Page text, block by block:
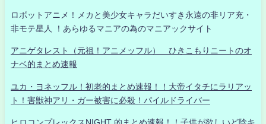
ロボットアニメ！メカと美少女キャラだいすき永遠の非リア充・
非モテ星人 ！あらゆるマニアの為のマニアックサイト
アニゲタレスト（元祖！アニメッフル） ひきこもりニートのオ
ナベ的まとめ速報
ユカ・ヨネッフル！初老的まとめ速報！！大帝イタチにラリアッ
ト！害獣神アリ・ガー被害に必殺！パイルドライバー
ヒロコンプレックスNIGHT 的まとめ速報！！子供が欲しいど陰キ